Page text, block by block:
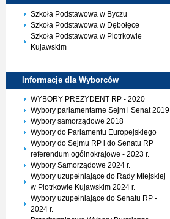
Szkoła Podstawowa w Byczu
Szkoła Podstawowa w Dębołęce
Szkoła Podstawowa w Piotrkowie
Kujawskim
Informacje dla Wyborców
WYBORY PREZYDENT RP - 2020
Wybory parlamentarne Sejm i Senat 2019
Wybory samorządowe 2018
Wybory do Parlamentu Europejskiego
Wybory do Sejmu RP i do Senatu RP
referendum ogólnokrajowe - 2023 r.
Wybory Samorządowe 2024 r.
Wybory uzupełniające do Rady Miejskiej
w Piotrkowie Kujawskim 2024 r.
Wybory uzupełniające do Senatu RP -
2024 r.